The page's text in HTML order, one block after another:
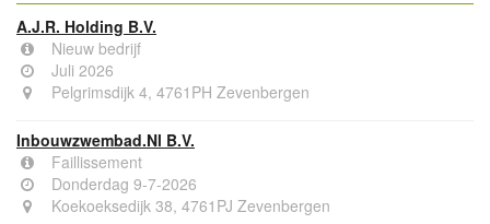
A.J.R. Holding B.V.
Nieuw bedrijf
Juli 2026
Pelgrimsdijk 4, 4761PH Zevenbergen
Inbouwzwembad.Nl B.V.
Faillissement
Donderdag 9-7-2026
Koekoeksedijk 38, 4761PJ Zevenbergen